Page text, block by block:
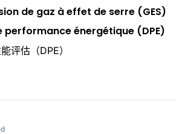
de gaz à effet de serre (GES)
performance énergétique (DPE)
评估（DPE）